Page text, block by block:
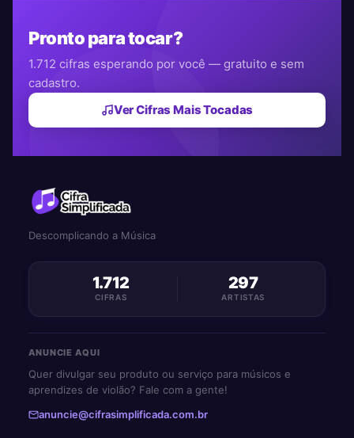
Pronto para tocar?
1.712 cifras esperando por você — gratuito e sem
cadastro.
Ver Cifras Mais Tocadas
Descomplicando a Música
1.712
CIFRAS
297
ARTISTAS
ANUNCIE AQUI
Quer divulgar seu produto ou serviço para músicos e
aprendizes de violão? Fale com a gente!
anuncie@cifrasimplificada.com.br